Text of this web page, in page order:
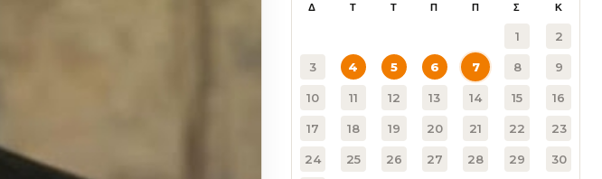
Δ Τ Τ Π Π Σ Κ
1 2
3 4 5 6 7 8 9
10 11 12 13 14 15 16
17 18 19 20 21 22 23
24 25 26 27 28 29 30